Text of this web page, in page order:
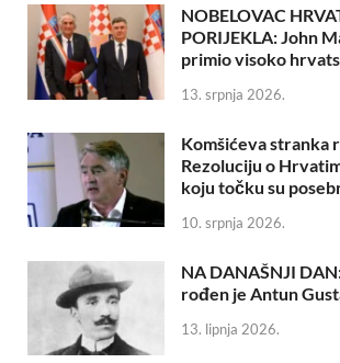
NOBELOVAC
PORIJEKLA: John
primio visoko
13. srpnja 2026.
Komšićeva stranka
Rezoluciju o
koju točku su
10. srpnja 2026.
NA DANAŠNJI
rođen je Antun
13. lipnja 2026.